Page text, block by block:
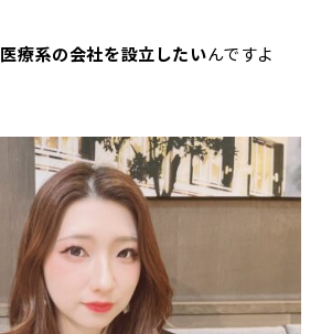
医療系の会社を設立したいんですよ